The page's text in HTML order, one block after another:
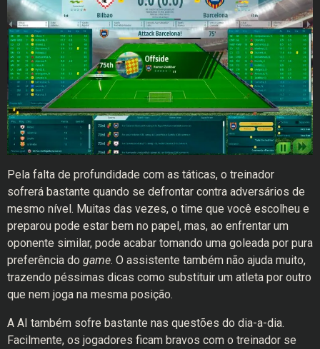
Pela falta de profundidade com as táticas, o treinador
sofrerá bastante quando se defrontar contra adversários de
mesmo nível. Muitas das vezes, o time que você escolheu e
preparou pode estar bem no papel, mas, ao enfrentar um
oponente similar, pode acabar tomando uma goleada por pura
preferência do game. O assistente também não ajuda muito,
trazendo péssimas dicas como substituir um atleta por outro
que nem joga na mesma posição.
A AI também sofre bastante nas questões do dia-a-dia.
Facilmente, os jogadores ficam bravos com o treinador se